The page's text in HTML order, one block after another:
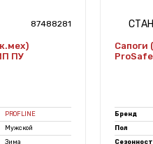
87488281
ПУ
PROFLINE
Мужской
Зима
Сапоги
Бренд
Пол